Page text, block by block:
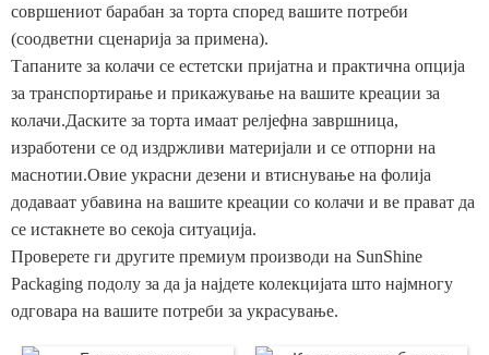
совршениот барабан за торта според вашите потреби
(соодветни сценарија за примена).
Тапаните за колачи се естетски пријатна и практична опција
за транспортирање и прикажување на вашите креации за
колачи.Даските за торта имаат релјефна завршница,
изработени се од издржливи материјали и се отпорни на
маснотии.Овие украсни дезени и втиснување на фолија
додаваат убавина на вашите креации со колачи и ве прават да
се истакнете во секоја ситуација.
Проверете ги другите премиум производи на SunShine
Packaging подолу за да ја најдете колекцијата што најмногу
одговара на вашите потреби за украсување.